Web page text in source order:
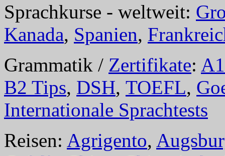
Sprachkurse - weltweit:
Kanada, Spanien,
Grammatik / Zertifikate: A1
B2 Tips, DSH, TOEFL,
Internationale Sprachtests
Reisen: Agrigento,